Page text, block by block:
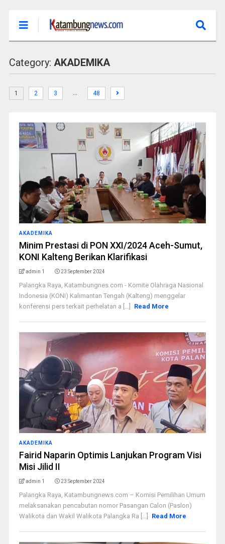
Category: AKADEMIKA
1 2 3 … 48
AKADEMIKA
Minim Prestasi di PON XXI/2024 Aceh-Sumut,
KONI Kalteng Berikan Klarifikasi
admin 1 23 September 2024
Palangka Raya, Katambungnes.com - Komite Olahraga Nasional
Indonesia (KONI) Kalimantan Tengah (Kalteng) menggelar
konferensi pers terkait perhelatan a [...]
Read More
AKADEMIKA
Fairid Naparin Optimis Lanjukan Program Visi
Misi Jilid II
admin 1 23 September 2024
Palangka Raya, Katambungnews.com – Komisi Pemilihan Umum
melaksanakan pencabutan nomor Pasangan Calon (Paslon)
Walikota dan Wakil Walikota Palangka Ra [...]
Read More